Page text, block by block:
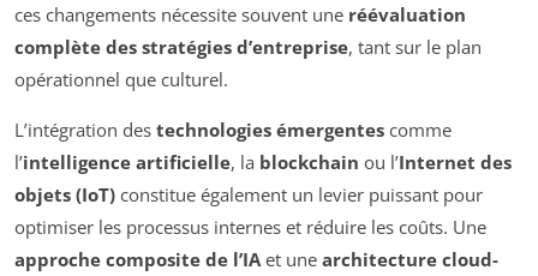
ces changements nécessite souvent une réévaluation
complète des stratégies d’entreprise, tant sur le plan
opérationnel que culturel.
L’intégration des technologies émergentes comme
l’intelligence artificielle, la blockchain ou l’Internet des
objets (IoT) constitue également un levier puissant pour
optimiser les processus internes et réduire les coûts. Une
approche composite de l’IA et une architecture cloud-